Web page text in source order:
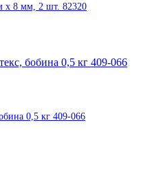
х 8 мм, 2 шт. 82320
0,5 кг 409-066